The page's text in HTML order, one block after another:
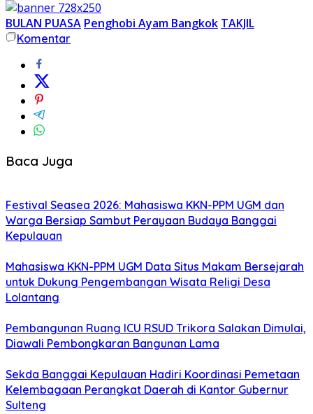
BULAN PUASA Penghobi Ayam Bangkok TAKJIL
Komentar
Baca Juga
Festival Seasea 2026: Mahasiswa KKN-PPM UGM dan
Warga Bersiap Sambut Perayaan Budaya Banggai
Kepulauan
Mahasiswa KKN-PPM UGM Data Situs Makam Bersejarah
untuk Dukung Pengembangan Wisata Religi Desa
Lolantang
Pembangunan Ruang ICU RSUD Trikora Salakan Dimulai,
Diawali Pembongkaran Bangunan Lama
Sekda Banggai Kepulauan Hadiri Koordinasi Pemetaan
Kelembagaan Perangkat Daerah di Kantor Gubernur
Sulteng